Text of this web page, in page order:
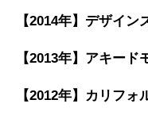
【2014年】デザイ
【2013年】アキ
【2012年】カリフ